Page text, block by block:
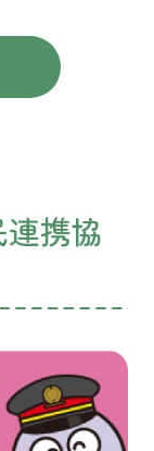
連携協